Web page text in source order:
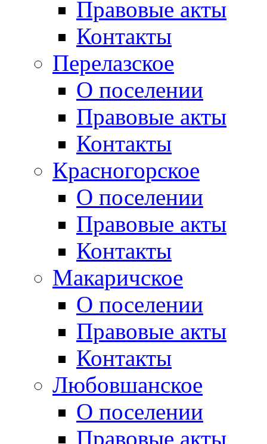
Правовые акты
Контакты
Перелазское
О поселении
Правовые акты
Контакты
Красногорское
О поселении
Правовые акты
Контакты
Макаричское
О поселении
Правовые акты
Контакты
Любовшанское
О поселении
Правовые акты